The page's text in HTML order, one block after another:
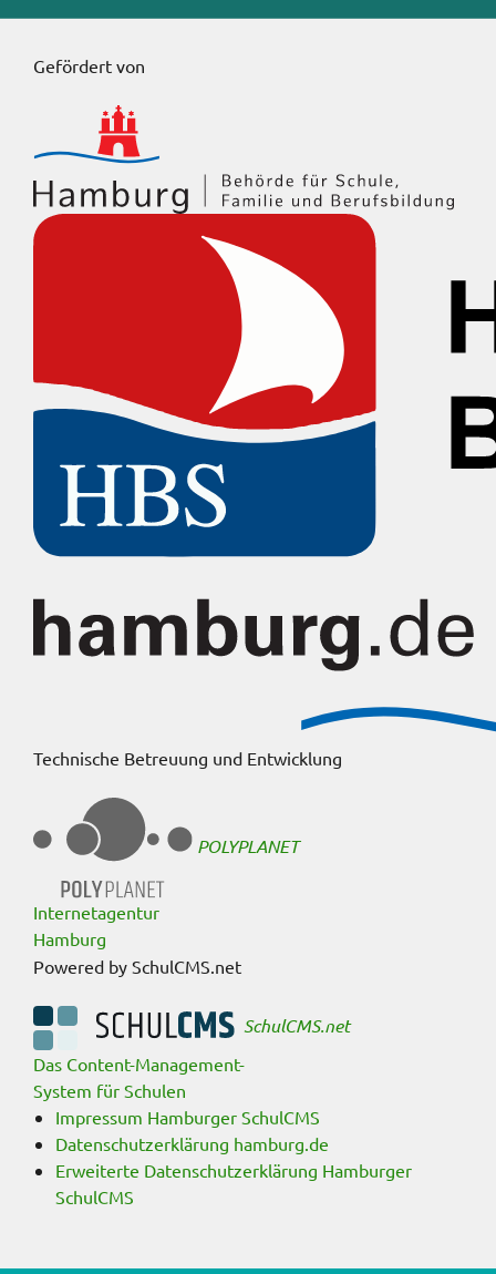
Gefördert von
Technische Betreuung und Entwicklung
POLYPLANET
Internetagentur
Hamburg
Powered by SchulCMS.net
SchulCMS.net
Das Content-Management-
System für Schulen
Impressum Hamburger SchulCMS
Datenschutzerklärung hamburg.de
Erweiterte Datenschutzerklärung Hamburger
SchulCMS